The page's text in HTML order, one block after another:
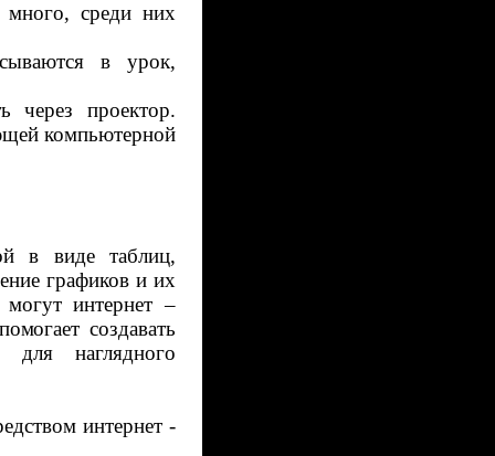
много, среди них
в урок,
через проектор.
компьютерной
в виде таблиц,
графиков и их
интернет –
создавать
для наглядного
интернет -